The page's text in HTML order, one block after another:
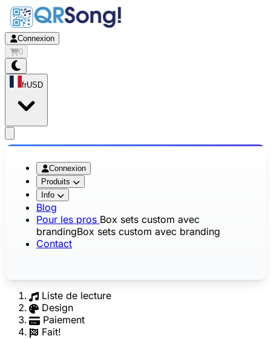
Connexion
0
frUSD
Connexion
Produits
Info
Blog
Pour les pros Box sets custom avec
brandingBox sets custom avec branding
Contact
Liste de lecture
Design
Paiement
Fait!